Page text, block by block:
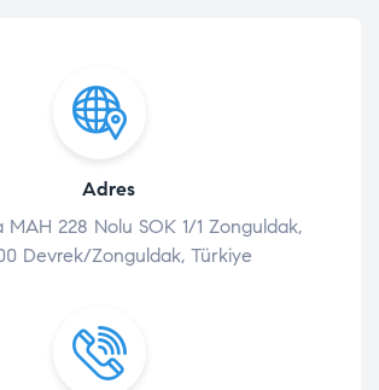
Adres
MAH 228 Nolu SOK 1/1 Zonguldak,
Devrek/Zonguldak, Türkiye